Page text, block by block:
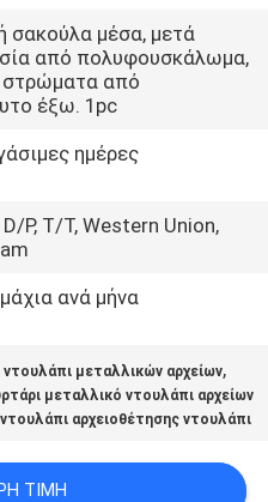
σακούλα μέσα, μετά
από πολυφουσκάλωμα,
στρώματα από
έξω. 1pc
ημέρες
P, T/T, Western Union,
ανά μήνα
μεταλλικών αρχείων,
μεταλλικό ντουλάπι αρχείων
αρχειοθέτησης ντουλάπι
ΤΙΜΉ